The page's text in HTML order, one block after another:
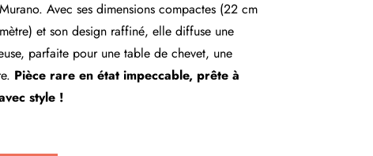
Avec ses dimensions compactes (22 cm
et son design raffiné, elle diffuse une
parfaite pour une table de chevet, une
Pièce rare en état impeccable, prête à
style !